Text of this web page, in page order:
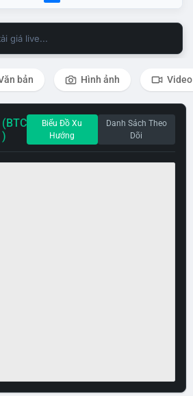
giá live...
bản Hình ảnh Video
(BTC
)
Biểu Đồ Xu
Hướng
Danh Sách Theo
Dõi